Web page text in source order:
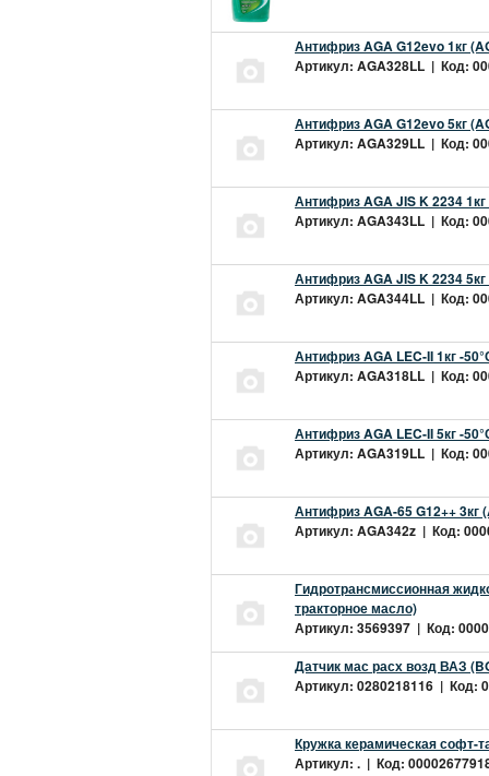
Антифриз AGA G12evo 1кг
Артикул: AGA328LL | Код:
Антифриз AGA G12evo 5кг
Артикул: AGA329LL | Код:
Антифриз AGA JIS K 2234
Артикул: AGA343LL | Код:
Антифриз AGA JIS K 2234
Артикул: AGA344LL | Код:
Антифриз AGA LEC-II 1кг -
Артикул: AGA318LL | Код:
Антифриз AGA LEC-II 5кг -
Артикул: AGA319LL | Код:
Антифриз AGA-65 G12++ 3кг
Артикул: AGA342z | Код:
Гидротрансмиссионная
тракторное масло)
Артикул: 3569397 | Код:
Датчик мас расх возд ВАЗ
Артикул: 0280218116 | Код:
Кружка керамическая софт-
Артикул: . | Код: